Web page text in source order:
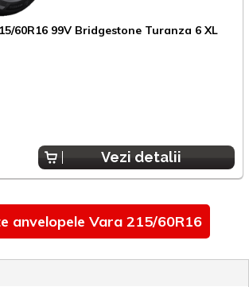
60R16 99V Bridgestone Turanza 6 XL
Vezi detalii
anvelopele Vara 215/60R16